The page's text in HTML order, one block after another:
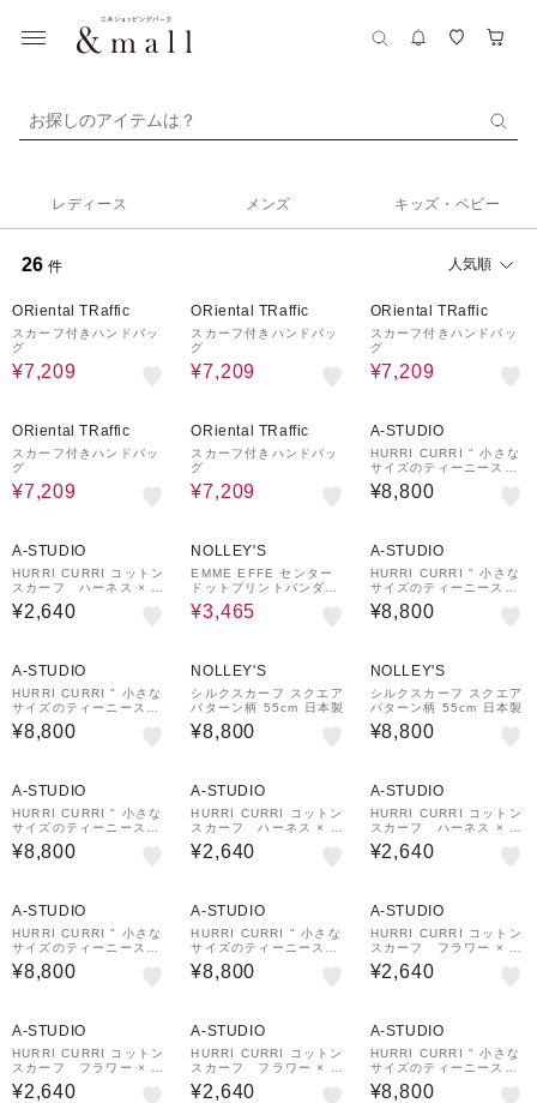
お探しのアイテムは？
レディース メンズ キッズ・ベビー
26 件 人気順
ORiental TRaffic
スカーフ付きハンドバッ
グ
¥7,209
ORiental TRaffic
スカーフ付きハンドバッ
グ
¥7,209
ORiental TRaffic
スカーフ付きハンドバッ
グ
¥7,209
ORiental TRaffic
スカーフ付きハンドバッ
グ
¥7,209
ORiental TRaffic
スカーフ付きハンドバッ
グ
¥7,209
A-STUDIO
HURRI CURRI " 小さな
サイズのティーニースカ
ーフ "
¥8,800
A-STUDIO
HURRI CURRI コットン
スカーフ ハーネス × ホ
ワイト、ブラウン、ミン
ト
¥2,640
NOLLEY'S
EMME EFFE センター
ドットプリントバンダナ
スカーフ
¥3,465
A-STUDIO
HURRI CURRI " 小さな
サイズのティーニースカ
ーフ "
¥8,800
A-STUDIO
HURRI CURRI " 小さな
サイズのティーニースカ
ーフ "
¥8,800
NOLLEY'S
シルクスカーフ スクエア
パターン柄 55cm 日本製
¥8,800
NOLLEY'S
シルクスカーフ スクエア
パターン柄 55cm 日本製
¥8,800
A-STUDIO
HURRI CURRI " 小さな
サイズのティーニースカ
ーフ "
¥8,800
A-STUDIO
HURRI CURRI コットン
スカーフ ハーネス × ホ
ワイト、ブラウン、ミン
ト
¥2,640
A-STUDIO
HURRI CURRI コットン
スカーフ ハーネス × ホ
ワイト、ブラウン、ミン
ト
¥2,640
A-STUDIO
HURRI CURRI " 小さな
サイズのティーニースカ
ーフ "
¥8,800
A-STUDIO
HURRI CURRI " 小さな
サイズのティーニースカ
ーフ "
¥8,800
A-STUDIO
HURRI CURRI コットン
スカーフ フラワー × ホ
ワイト、グレー、ピンク
¥2,640
A-STUDIO
HURRI CURRI コットン
スカーフ フラワー × ホ
ワイト、グレー、ピンク
¥2,640
A-STUDIO
HURRI CURRI コットン
スカーフ フラワー × ホ
ワイト、グレー、ピンク
¥2,640
A-STUDIO
HURRI CURRI " 小さな
サイズのティーニースカ
ーフ "
¥8,800